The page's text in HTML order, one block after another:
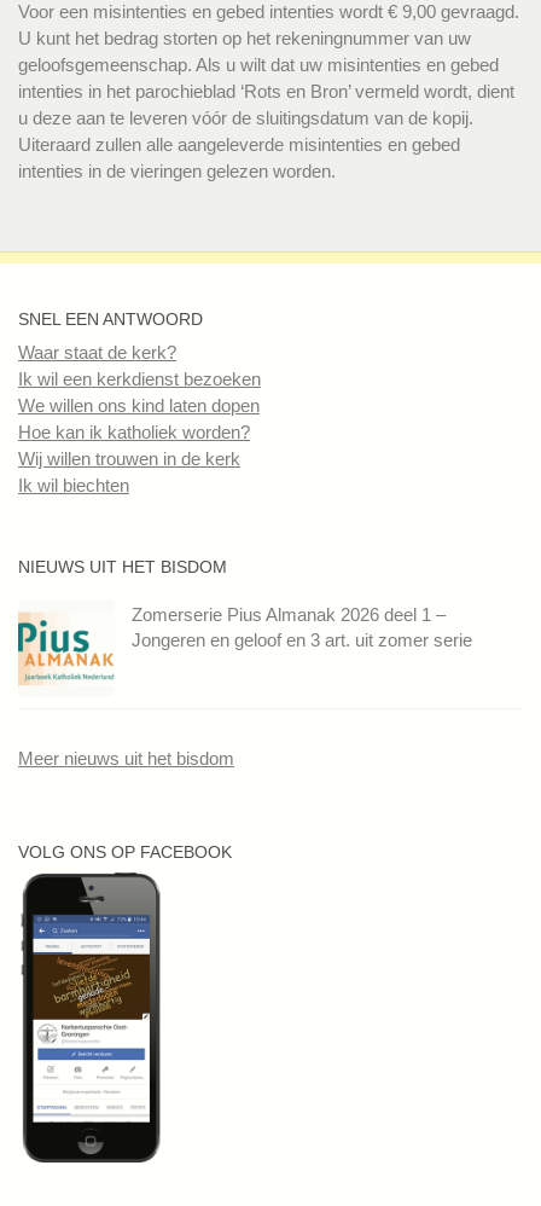
Voor een misintenties en gebed intenties wordt € 9,00 gevraagd.
U kunt het bedrag storten op het rekeningnummer van uw
geloofsgemeenschap. Als u wilt dat uw misintenties en gebed
intenties in het parochieblad ‘Rots en Bron’ vermeld wordt, dient
u deze aan te leveren vóór de sluitingsdatum van de kopij.
Uiteraard zullen alle aangeleverde misintenties en gebed
intenties in de vieringen gelezen worden.
SNEL EEN ANTWOORD
Waar staat de kerk?
Ik wil een kerkdienst bezoeken
We willen ons kind laten dopen
Hoe kan ik katholiek worden?
Wij willen trouwen in de kerk
Ik wil biechten
NIEUWS UIT HET BISDOM
Zomerserie Pius Almanak 2026 deel 1 –
Jongeren en geloof en 3 art. uit zomer serie
Meer nieuws uit het bisdom
VOLG ONS OP FACEBOOK